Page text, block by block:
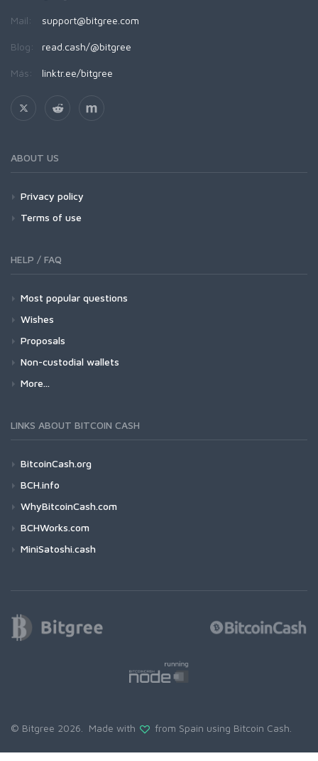
Mail: support@bitgree.com
Blog: read.cash/@bitgree
Más: linktr.ee/bitgree
ABOUT US
Privacy policy
Terms of use
HELP / FAQ
Most popular questions
Wishes
Proposals
Non-custodial wallets
More...
LINKS ABOUT BITCOIN CASH
BitcoinCash.org
BCH.info
WhyBitcoinCash.com
BCHWorks.com
MiniSatoshi.cash
© Bitgree 2026. Made with from Spain using Bitcoin Cash